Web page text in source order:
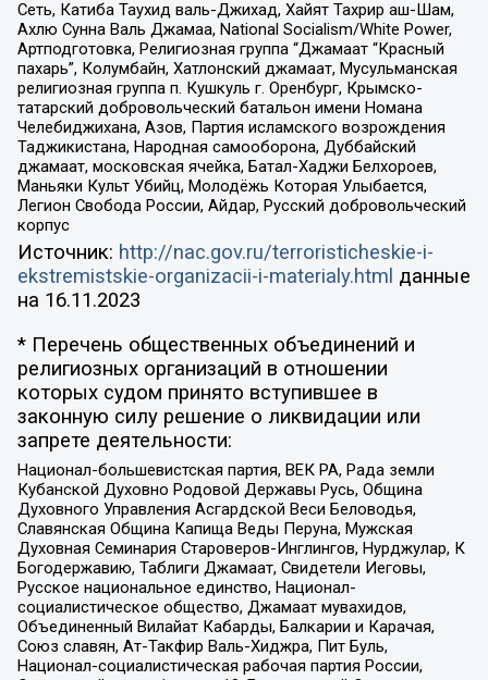
Сеть, Катиба Таухид валь-Джихад, Хайят Тахрир аш-Шам,
Ахлю Сунна Валь Джамаа, National Socialism/White Power,
Артподготовка, Религиозная группа “Джамаат “Красный
пахарь”, Колумбайн, Хатлонский джамаат, Мусульманская
религиозная группа п. Кушкуль г. Оренбург, Крымско-
татарский добровольческий батальон имени Номана
Челебиджихана, Азов, Партия исламского возрождения
Таджикистана, Народная самооборона, Дуббайский
джамаат, московская ячейка, Батал-Хаджи Белхороев,
Маньяки Культ Убийц, Молодёжь Которая Улыбается,
Легион Свобода России, Айдар, Русский добровольческий
корпус
Источник: http://nac.gov.ru/terroristicheskie-i-
ekstremistskie-organizacii-i-materialy.html данные
на 16.11.2023
* Перечень общественных объединений и
религиозных организаций в отношении
которых судом принято вступившее в
законную силу решение о ликвидации или
запрете деятельности:
Национал-большевистская партия, ВЕК РА, Рада земли
Кубанской Духовно Родовой Державы Русь, Община
Духовного Управления Асгардской Веси Беловодья,
Славянская Община Капища Веды Перуна, Мужская
Духовная Семинария Староверов-Инглингов, Нурджулар, К
Богодержавию, Таблиги Джамаат, Свидетели Иеговы,
Русское национальное единство, Национал-
социалистическое общество, Джамаат мувахидов,
Объединенный Вилайат Кабарды, Балкарии и Карачая,
Союз славян, Ат-Такфир Валь-Хиджра, Пит Буль,
Национал-социалистическая рабочая партия России,